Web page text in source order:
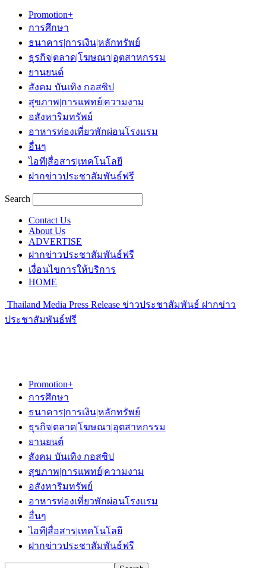
Promotion+
การศึกษา
ธนาคาร|การเงิน|หลักทรัพย์
ธุรกิจ|ตลาด|โฆษณา|อุตสาหกรรม
ยานยนต์
สังคม บันเทิง กอสซิป
สุขภาพ|การแพทย์|ความงาม
อสังหาริมทรัพย์
อาหารท่องเที่ยวพักผ่อนโรงแรม
อื่นๆ
ไอที|สื่อสาร|เทคโนโลยี
ฝากข่าวประชาสัมพันธ์ฟรี
Search
Contact Us
About Us
ADVERTISE
ฝากข่าวประชาสัมพันธ์ฟรี
เงื่อนไขการให้บริการ
HOME
Thailand Media Press Release ข่าวประชาสัมพันธ์ ฝากข่าว
ประชาสัมพันธ์ฟรี
Promotion+
การศึกษา
ธนาคาร|การเงิน|หลักทรัพย์
ธุรกิจ|ตลาด|โฆษณา|อุตสาหกรรม
ยานยนต์
สังคม บันเทิง กอสซิป
สุขภาพ|การแพทย์|ความงาม
อสังหาริมทรัพย์
อาหารท่องเที่ยวพักผ่อนโรงแรม
อื่นๆ
ไอที|สื่อสาร|เทคโนโลยี
ฝากข่าวประชาสัมพันธ์ฟรี